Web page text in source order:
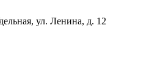
ул. Ленина, д. 12